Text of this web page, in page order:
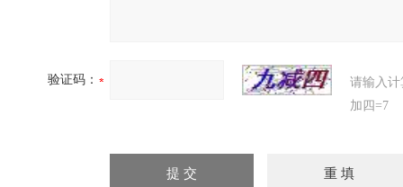
验证码：
请输入
加四=7